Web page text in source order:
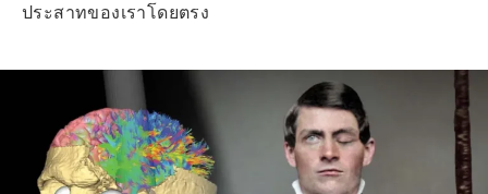
ประสาทของเราโดยตรง